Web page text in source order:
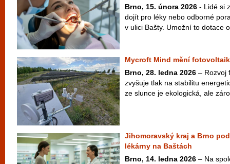
Brno, 15. února 2026 - Lidé si
dojít pro léky nebo odborné
v ulici Bašty. Umožní to dotace
Mycroft Mind mění
Brno, 28. ledna 2026 – Rozvoj
zvyšuje tlak na stabilitu
ze slunce je ekologická, ale
Jihomoravský kraj a Brno
lékárny na Baštách
Brno, 14. ledna 2026 – Na